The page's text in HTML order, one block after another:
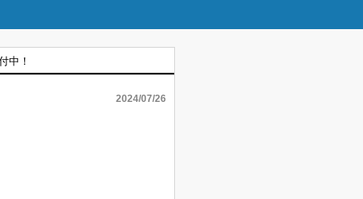
中！
2024/07/26